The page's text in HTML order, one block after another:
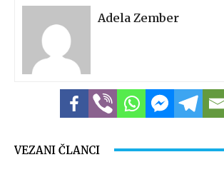
Adela Zember
VEZANI ČLANCI